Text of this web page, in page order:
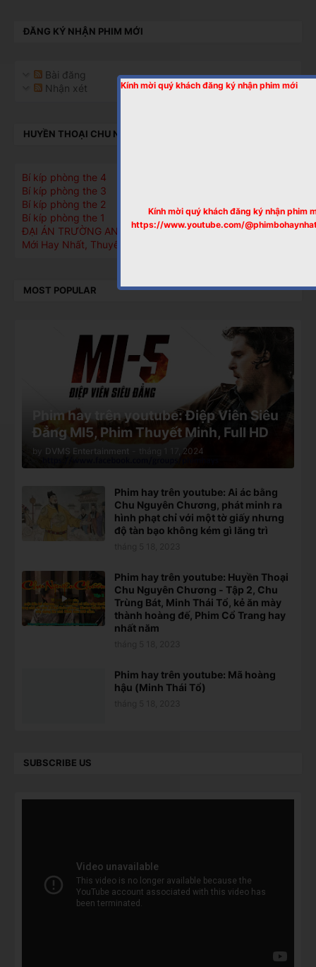
Kính mời quý khách đăng ký nhận phim mới
Kính mời quý khách đăng ký nhận phim
https://www.youtube.com/
ĐĂNG KÝ NHẬN PHIM MỚI
Bài đăng
Nhận xét
HUYỀN THOẠI CHU NGUYÊN CHƯƠNG, CHU TRÙNG BÁT
Bí kíp phòng the 4
Bí kíp phòng the 3
Bí kíp phòng the 2
Bí kíp phòng the 1
ĐẠI ÁN TRƯỜNG AN TẬP 1, Phim Bộ Cổ Trang Trung Quốc
Mới Hay Nhất, Thuyết Minh
MOST POPULAR
Phim hay trên youtube: Điệp Viên Siêu
Đẳng MI5, Phim Thuyết Minh, Full HD
DVMS Entertainment tháng 1 17, 2024
Phim hay trên youtube: Ai ác bằng
Chu Nguyên Chương, phát minh ra
hình phạt chỉ với một tờ giấy nhưng
độ tàn bạo không kém gì lăng trì
Phim hay trên youtube: Huyền Thoại
Chu Nguyên Chương - Tập 2, Chu
Trùng Bát, Minh Thái Tổ, kẻ ăn mày
thành hoàng đế, Phim Cổ Trang hay
nhất năm
Phim hay trên youtube: Mã hoàng
hậu (Minh Thái Tổ)
SUBSCRIBE US